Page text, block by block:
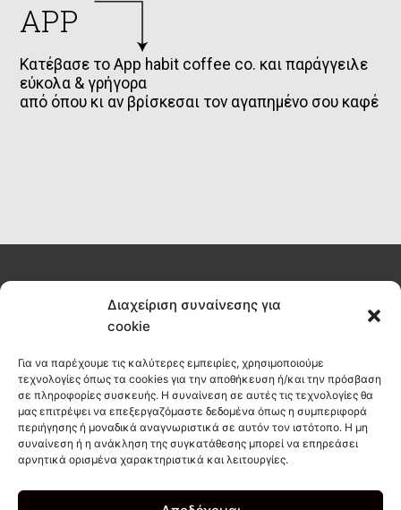
Διαχείριση συναίνεσης για
cookie
Για να παρέχουμε τις καλύτερες εμπειρίες, χρησιμοποιούμε
τεχνολογίες όπως τα cookies για την αποθήκευση ή/και την πρόσβαση
σε πληροφορίες συσκευής. Η συναίνεση σε αυτές τις τεχνολογίες θα
μας επιτρέψει να επεξεργαζόμαστε δεδομένα όπως η συμπεριφορά
περιήγησης ή μοναδικά αναγνωριστικά σε αυτόν τον ιστότοπο. Η μη
συναίνεση ή η ανάκληση της συγκατάθεσης μπορεί να επηρεάσει
αρνητικά ορισμένα χαρακτηριστικά και λειτουργίες.
APP
Κατέβασε το App habit coffee co. και παράγγειλε
εύκολα & γρήγορα
από όπου κι αν βρίσκεσαι τον αγαπημένο σου καφέ
Εγγραφείτε σήμερα στο newsletter μας για να μαθαίνετε τα νέα
του habit πριν από όλους
ΕΓΓΡΑΦΗ
info@habitcoffee.co
∆ΙΑΝΟΜΗΜΑΣ